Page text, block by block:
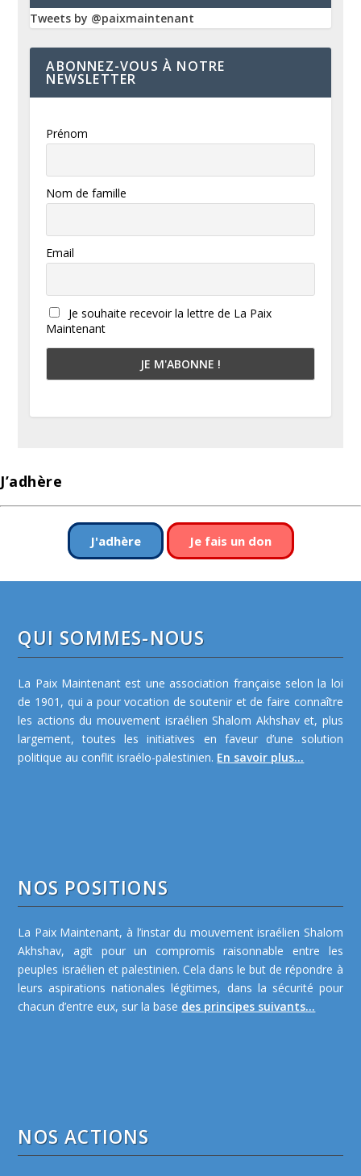
Tweets by @paixmaintenant
ABONNEZ-VOUS À NOTRE
NEWSLETTER
Prénom
Nom de famille
Email
Je souhaite recevoir la lettre de La Paix
Maintenant
J’adhère
J'adhère Je fais un don
QUI SOMMES-NOUS
La Paix Maintenant est une association française selon la loi
de 1901, qui a pour vocation de soutenir et de faire connaître
les actions du mouvement israélien Shalom Akhshav et, plus
largement, toutes les initiatives en faveur d’une solution
politique au conflit israélo-palestinien. En savoir plus...
NOS POSITIONS
La Paix Maintenant, à l’instar du mouvement israélien Shalom
Akhshav, agit pour un compromis raisonnable entre les
peuples israélien et palestinien. Cela dans le but de répondre à
leurs aspirations nationales légitimes, dans la sécurité pour
chacun d’entre eux, sur la base des principes suivants...
NOS ACTIONS